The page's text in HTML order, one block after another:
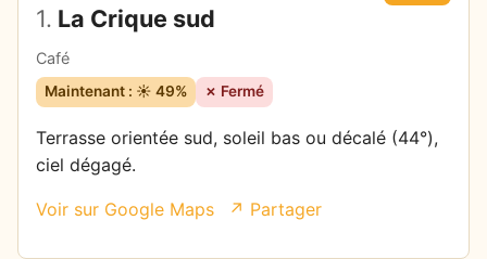
1. La Crique sud
Café
Maintenant : ☀️ 49% ✗ Fermé
Terrasse orientée sud, soleil bas ou décalé (44°),
ciel dégagé.
Voir sur Google Maps ↗ Partager